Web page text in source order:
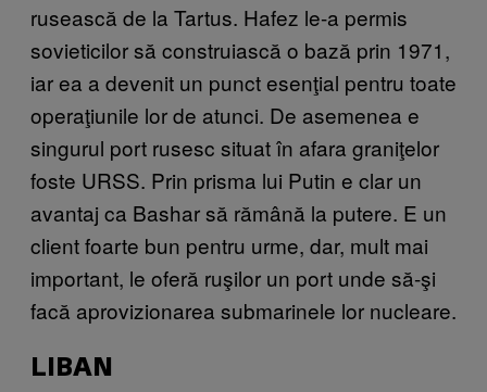
rusească de la Tartus. Hafez le-a permis
sovieticilor să construiască o bază prin 1971,
iar ea a devenit un punct esenţial pentru toate
operaţiunile lor de atunci. De asemenea e
singurul port rusesc situat în afara graniţelor
foste URSS. Prin prisma lui Putin e clar un
avantaj ca Bashar să rămână la putere. E un
client foarte bun pentru urme, dar, mult mai
important, le oferă ruşilor un port unde să-şi
facă aprovizionarea submarinele lor nucleare.
LIBAN